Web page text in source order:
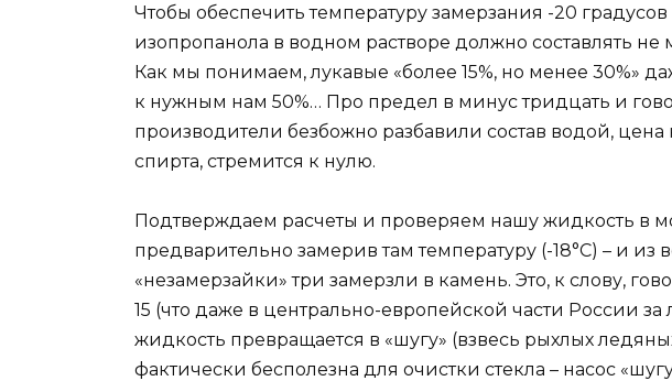
Чтобы обеспечить температуру замерзания -20
изопропанола в водном растворе должно составлять
Как мы понимаем, лукавые «более 15%, но менее 30%»
к нужным нам 50%… Про предел в минус тридцать и
производители безбожно разбавили состав водой, цена
спирта, стремится к нулю.
Подтверждаем расчеты и проверяем нашу жидкость в
предварительно замерив там температуру (-18°C) – и из
«незамерзайки» три замерзли в камень. Это, к слову,
15 (что даже в центрально-европейской части России за
жидкость превращается в «шугу» (взвесь рыхлых
фактически бесполезна для очистки стекла – насос